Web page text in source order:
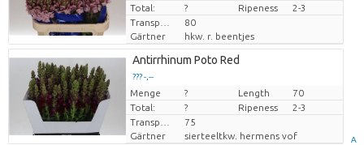
A
Total:
? Ripeness
2-3
80
Gärtner
hkw. r. beentjes
Antirrhinum Poto Red
??? -,--
Preis pro Stück
Menge ? Length
70
Total:
? Ripeness
2-3
75
Gärtner
sierteeltkw. hermens vof